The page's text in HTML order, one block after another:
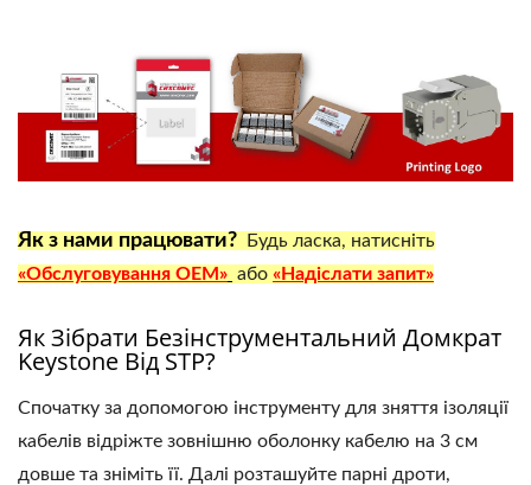
Як з нами працювати?
Будь ласка, натисніть
«Обслуговування OEM» або «Надіслати запит»
Як Зібрати Безінструментальний Домкрат
Keystone Від STP?
Спочатку за допомогою інструменту для зняття ізоляції
кабелів відріжте зовнішню оболонку кабелю на 3 см
довше та зніміть її. Далі розташуйте парні дроти,